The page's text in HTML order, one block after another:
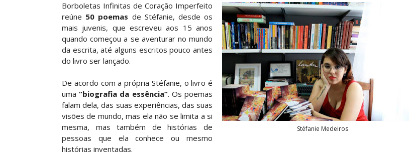
Stéfanie Medeiros
Borboletas Infinitas de Coração Imperfeito
reúne 50 poemas de Stéfanie, desde os
mais juvenis, que escreveu aos 15 anos
quando começou a se aventurar no mundo
da escrita, até alguns escritos pouco antes
do livro ser lançado.
De acordo com a própria Stéfanie, o livro é
uma “biografia da essência”. Os poemas
falam dela, das suas experiências, das suas
visões de mundo, mas ela não se limita a si
mesma, mas também de histórias de
pessoas que ela conhece ou mesmo
histórias inventadas.